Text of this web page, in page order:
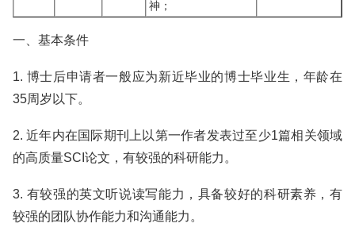
神；
一、基本条件
1. 博士后申请者一般应为新近毕业的博士毕业生，年龄在
35周岁以下。
2. 近年内在国际期刊上以第一作者发表过至少1篇相关领域
的高质量SCI论文，有较强的科研能力。
3. 有较强的英文听说读写能力，具备较好的科研素养，有
较强的团队协作能力和沟通能力。